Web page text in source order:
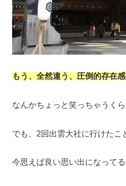
もう、全然違う、圧倒的存在感
なんかちょっと笑っちゃうくら
でも、2回出雲大社に行けたこ
今思えば良い思い出になって